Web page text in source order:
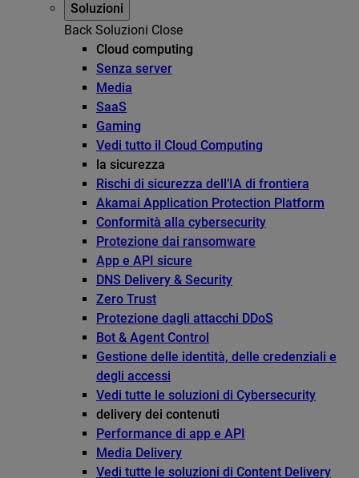
Soluzioni
Back Soluzioni Close
Cloud computing
Senza server
Media
SaaS
Gaming
Vedi tutto il Cloud Computing
la sicurezza
Rischi di sicurezza dell’IA di frontiera
Akamai Application Protection Platform
Conformità alla cybersecurity
Protezione dai ransomware
App e API sicure
DNS Delivery & Security
Zero Trust
Protezione dagli attacchi DDoS
Bot & Agent Control
Gestione delle identità, delle credenziali e
degli accessi
Vedi tutte le soluzioni di Cybersecurity
delivery dei contenuti
Performance di app e API
Media Delivery
Vedi tutte le soluzioni di Content Delivery